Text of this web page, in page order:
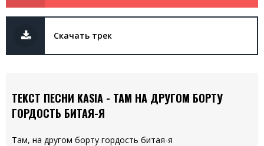
Скачать трек
ТЕКСТ ПЕСНИ KASIA - ТАМ НА ДРУГОМ БОРТУ
ГОРДОСТЬ БИТАЯ-Я
Там, на другом борту гордость битая-я